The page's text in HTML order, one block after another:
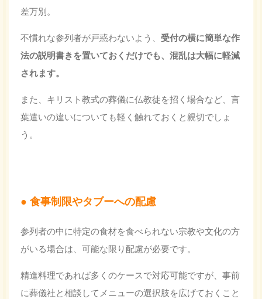
差万別。
不慣れな参列者が戸惑わないよう、 受付の横に簡単な作
法の説明書きを置いておくだけでも、混乱は大幅に軽減
されます。
また、キリスト教式の葬儀に仏教徒を招く場合など、言
葉遣いの違いについても軽く触れておくと親切でしょ
う。
食事制限やタブーへの配慮
参列者の中に特定の食材を食べられない宗教や文化の方
がいる場合は、可能な限り配慮が必要です。
精進料理であれば多くのケースで対応可能ですが、事前
に葬儀社と相談してメニューの選択肢を広げておくこと